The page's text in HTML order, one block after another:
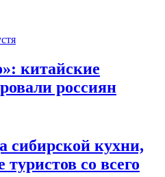
китайские
россиян
сибирской кухни,
со всего